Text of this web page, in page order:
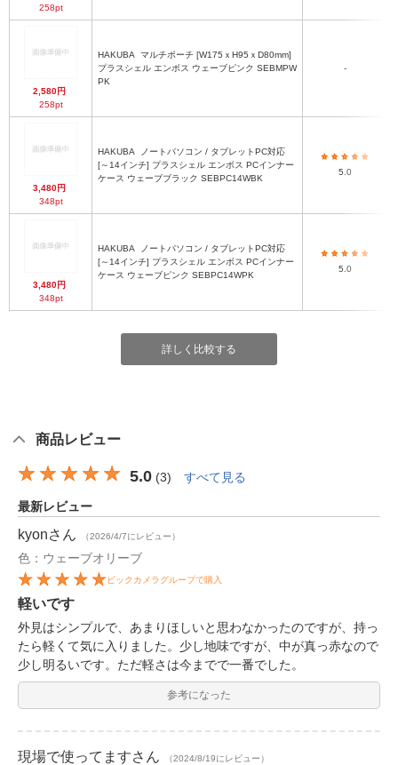
258pt
2,580円
258pt
HAKUBA
プラスシェル エンボス ウェーブピンク SEBMPW
PK
-
3,480円
348pt
HAKUBA
[～14インチ] プラスシェル エンボス PCインナー
ケース ウェーブブラック SEBPC14WBK
5.0
3,480円
348pt
HAKUBA
[～14インチ] プラスシェル エンボス PCインナー
ケース ウェーブピンク SEBPC14WPK
5.0
詳しく比較する
商品レビュー
5.0 (3) すべて見る
最新レビュー
kyonさん （2026/4/7にレビュー）
色：ウェーブオリーブ
ビックカメラグループで購入
軽いです
外見はシンプルで、あまりほしいと思わなかったのですが、持っ
たら軽くて気に入りました。少し地味ですが、中が真っ赤なので
少し明るいです。ただ軽さは今までで一番でした。
参考になった
現場で使ってますさん （2024/8/19にレビュー）